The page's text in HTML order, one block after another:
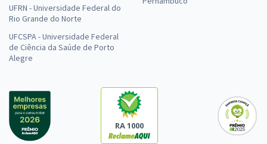
UFRN - Universidade Federal do
Rio Grande do Norte
UFCSPA - Universidade Federal
de Ciência da Saúde de Porto
Alegre
RA 1000